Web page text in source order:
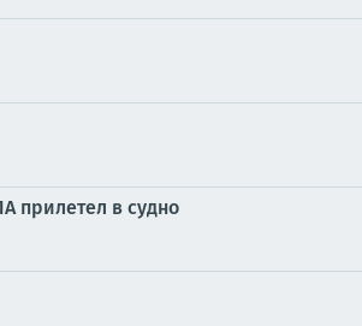
прилетел в судно